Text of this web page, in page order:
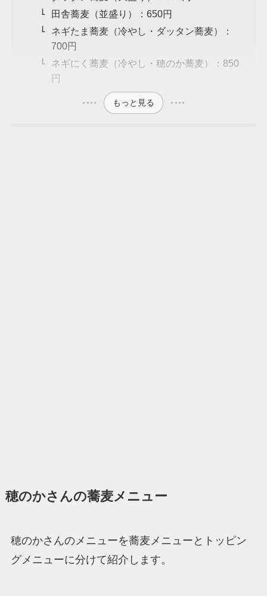
田舎蕎麦（並盛り）：650円
ネギたま蕎麦（冷やし・ダッタン蕎麦）：
700円
ネギにく蕎麦（冷やし・穂のか蕎麦）：850
円
もっと見る
穂のかさんの蕎麦メニュー
穂のかさんのメニューを蕎麦メニューとトッピン
グメニューに分けて紹介します。